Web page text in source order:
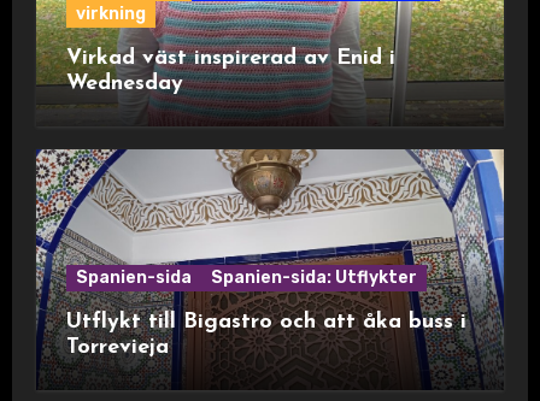
virkning
Virkad väst inspirerad av Enid i
Wednesday
Spanien-sida Spanien-sida: Utflykter
Utflykt till Bigastro och att åka buss i
Torrevieja